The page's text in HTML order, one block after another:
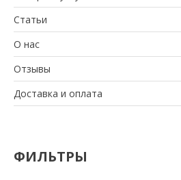
Статьи
О нас
Отзывы
Доставка и оплата
ФИЛЬТРЫ